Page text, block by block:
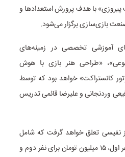
پیروزی» با هدف پرورش استعدادها و
بازی‌سازی برگزار می‌شود.
آموزشی تخصصی در زمینه‌های
«طراحی هنر بازی با هوش
کانستراکت» خواهد بود که توسط
وردنجانی و علیرضا قائمی تدریس
نفیسی تعلق خواهد گرفت که شامل
جایزهٔ ۲۰ میلیون تومانی برای نفر اول، ۱۵ میلیون تومان برای نفر دوم و